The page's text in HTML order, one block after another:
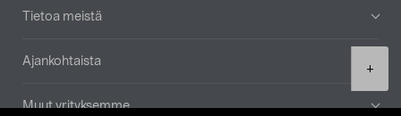
+
Tietoa meistä
Ajankohtaista
Muut yrityksemme